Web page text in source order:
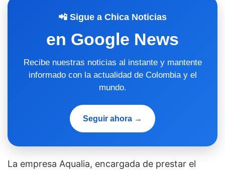
📲 Sigue a Chica Noticias
en Google News
Recibe nuestras noticias al instante y mantente
informado con la actualidad de Colombia y el
mundo.
Seguir ahora →
La empresa Aqualia, encargada de prestar el